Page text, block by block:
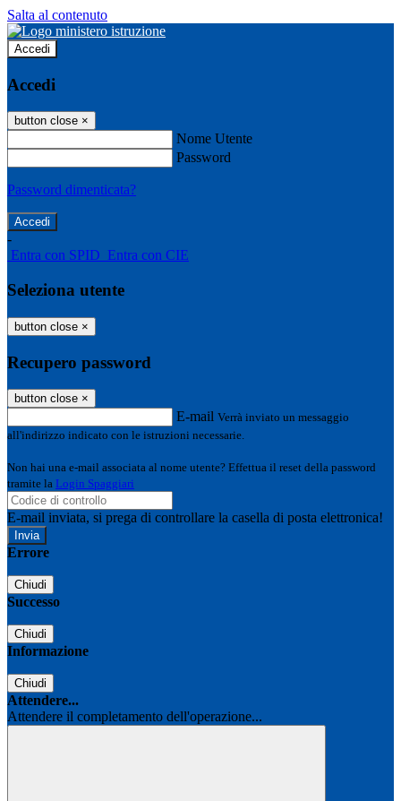
Salta al contenuto
Accedi
Accedi
button close ×
Nome Utente
Password
Password dimenticata?
-
Entra con SPID Entra con CIE
Seleziona utente
button close ×
Recupero password
button close ×
E-mail Verrà inviato un messaggio
all'indirizzo indicato con le istruzioni necessarie.
Non hai una e-mail associata al nome utente? Effettua il reset della password
tramite la Login Spaggiari
E-mail inviata, si prega di controllare la casella di posta elettronica!
Errore
Chiudi
Successo
Chiudi
Informazione
Chiudi
Attendere...
Attendere il completamento dell'operazione...